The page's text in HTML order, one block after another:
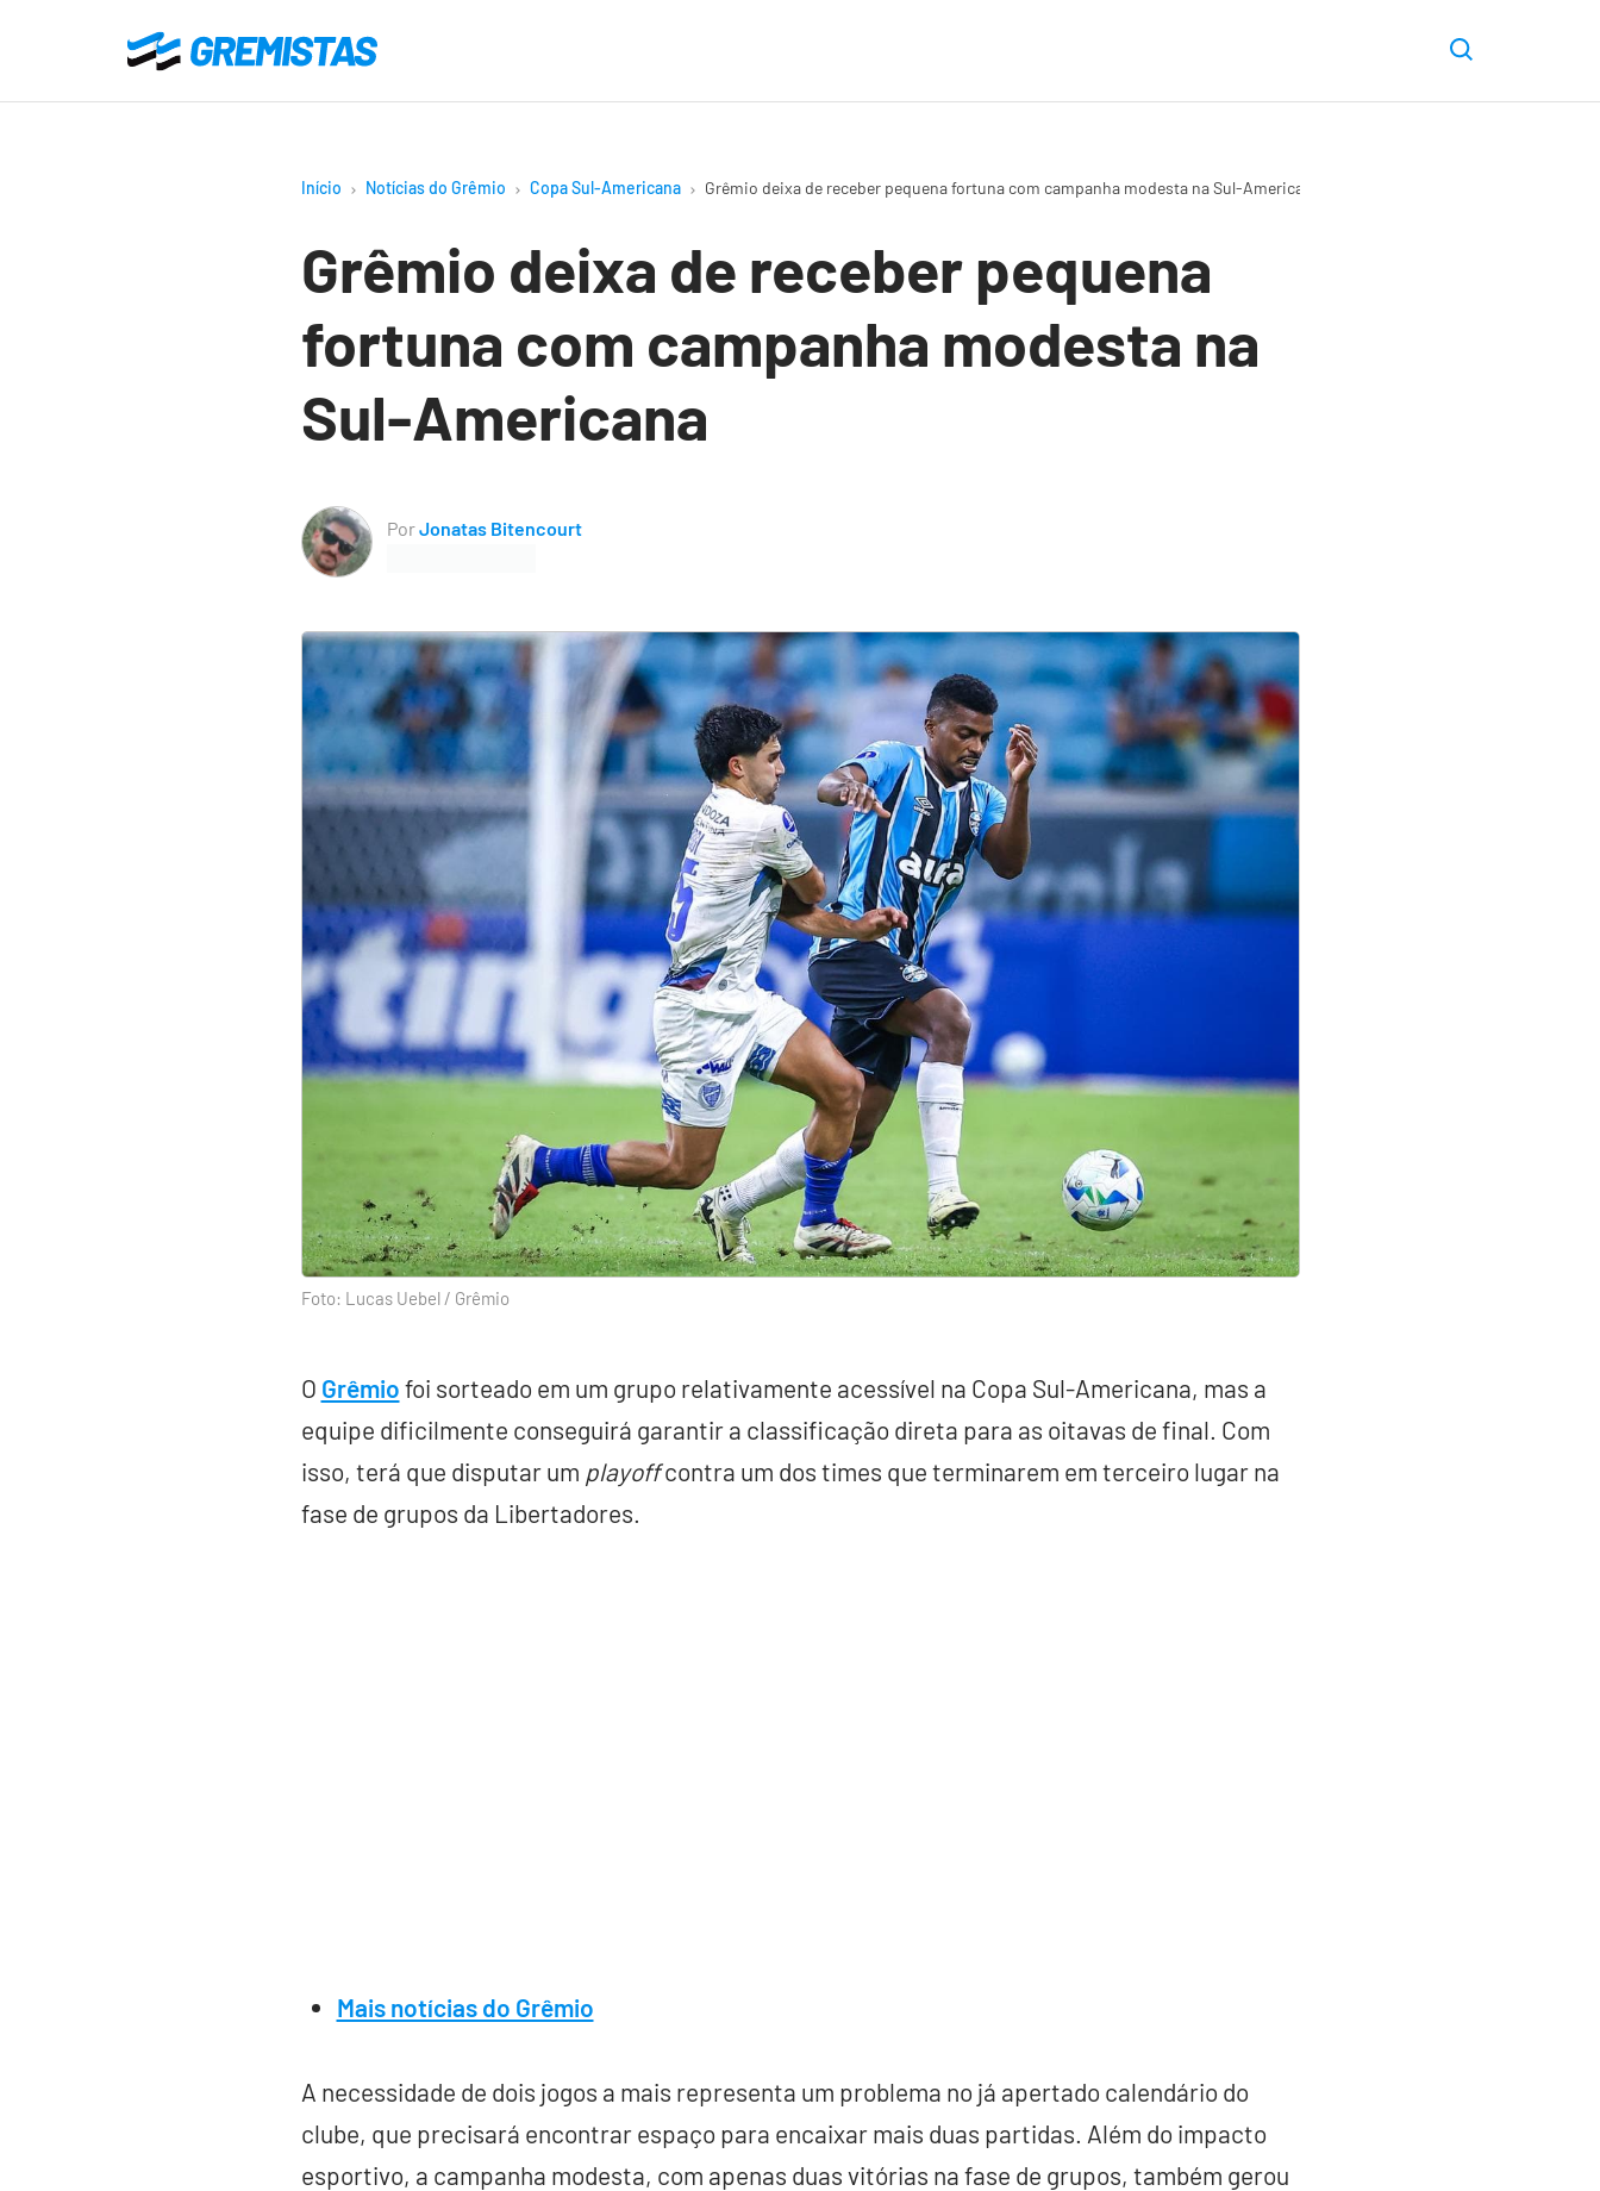
o
Gremistas
Início Notícias do Grêmio Copa Sul-Americana Grêmio deixa de receber pequena fortuna com campanha modesta na Sul-Americana
Grêmio deixa de receber pequena
fortuna com campanha modesta na
Sul-Americana
PorJonatas Bitencourt
Foto: Lucas Uebel / Grêmio
O Grêmio foi sorteado em um grupo relativamente acessível na Copa Sul-Americana, mas a
equipe dificilmente conseguirá garantir a classificação direta para as oitavas de final. Com
isso, terá que disputar um playoffcontra um dos times que terminarem em terceiro lugar na
fase de grupos da Libertadores.
Mais notícias do Grêmio
A necessidade de dois jogos a mais representa um problema no já apertado calendário do
clube, que precisará encontrar espaço para encaixar mais duas partidas. Além do impacto
esportivo, a campanha modesta, com apenas duas vitórias na fase de grupos, também gerou